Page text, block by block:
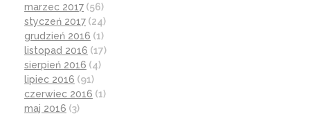
marzec 2017 (56)
styczeń 2017 (24)
grudzień 2016 (1)
listopad 2016 (17)
sierpień 2016 (4)
lipiec 2016 (91)
czerwiec 2016 (1)
maj 2016 (3)